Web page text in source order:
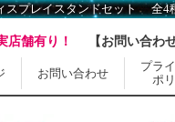
店舗有り！ 【お問い合わ
お問い合わせ
プラ
ポ